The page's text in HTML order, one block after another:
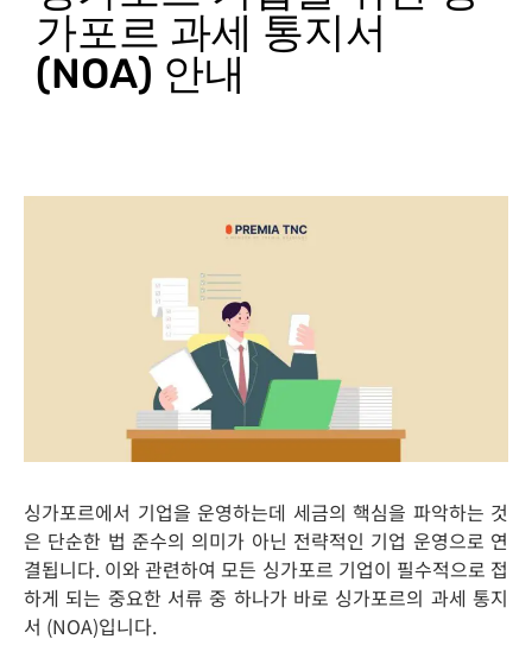
가포르 과세 통지서
(NOA) 안내
싱가포르에서 기업을 운영하는데 세금의 핵심을 파악하는 것
은 단순한 법 준수의 의미가 아닌 전략적인 기업 운영으로 연
결됩니다. 이와관련하여 모든 싱가포르 기업이 필수적으로 접
하게 되는 중요한 서류 중 하나가 바로 싱가포르의 과세 통지
서 (NOA)입니다.